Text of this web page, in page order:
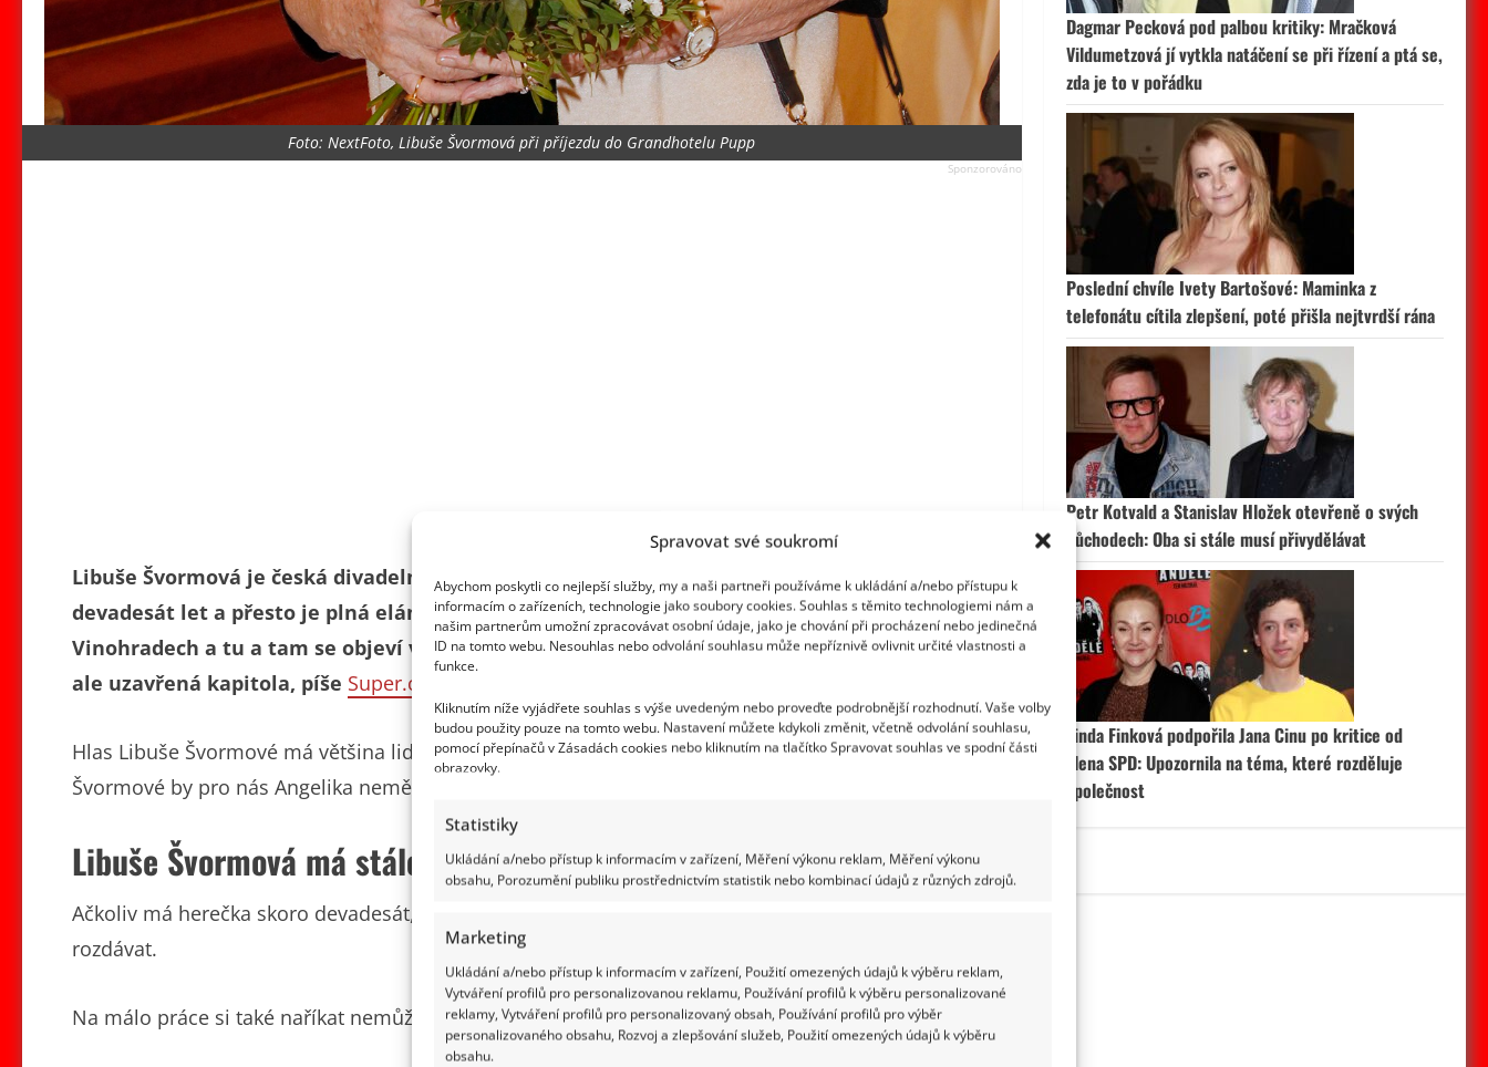
Spravovat své soukromí
Abychom poskytli co nejlepší služby, my a naši partneři používáme k ukládání a/nebo přístupu k
informacím o zařízeních, technologie jako soubory cookies. Souhlas s těmito technologiemi nám a
našim partnerům umožní zpracovávat osobní údaje, jako je chování při procházení nebo jedinečná
ID na tomto webu. Nesouhlas nebo odvolání souhlasu může nepříznivě ovlivnit určité vlastnosti a
funkce.
Kliknutím níže vyjádřete souhlas s výše uvedeným nebo proveďte podrobnější rozhodnutí. Vaše volby
budou použity pouze na tomto webu. Nastavení můžete kdykoli změnit, včetně odvolání souhlasu,
pomocí přepínačů v Zásadách cookies nebo kliknutím na tlačítko Spravovat souhlas ve spodní části
obrazovky.
Statistiky
Ukládání a/nebo přístup k informacím v zařízení, Měření výkonu reklam, Měření výkonu
obsahu, Porozumění publiku prostřednictvím statistik nebo kombinací údajů z různých zdrojů.
Marketing
Ukládání a/nebo přístup k informacím v zařízení, Použití omezených údajů k výběru reklam,
Vytváření profilů pro personalizovanou reklamu, Používání profilů k výběru personalizované
reklamy, Vytváření profilů pro personalizovaný obsah, Používání profilů pro výběr
personalizovaného obsahu, Rozvoj a zlepšování služeb, Použití omezených údajů k výběru
obsahu.
Foto: NextFoto, Libuše Švormová při příjezdu do Grandhotelu Pupp
Libuše Švormová je česká divadelní, filmová a dabingová herečka. Příští rok oslaví
devadesát let a přesto je plná elánu a životní energie. Stále hostuje v Divadle na
Vinohradech a tu a tam se objeví v menší roli některého populárního seriálu. Dabing je
ale uzavřená kapitola, píše Super.cz
Hlas Libuše Švormové má většina lidí neodmyslitelně spojený s krásnou Angelikou. Bez Libuše
Švormové by pro nás Angelika neměla to své kouzlo.
Libuše Švormová má stále chuť do práce, je tu ale jedno ale
Ačkoliv má herečka skoro devadesát, stále se těší plnému zdraví a energii by snad mohla
rozdávat.
Na málo práce si také naříkat nemůže.
Dagmar Pecková pod palbou kritiky: Mračková
Vildumetzová jí vytkla natáčení se při řízení a ptá se,
zda je to v pořádku
Poslední chvíle Ivety Bartošové: Maminka z
telefonátu cítila zlepšení, poté přišla nejtvrdší rána
Petr Kotvald a Stanislav Hložek otevřeně o svých
důchodech: Oba si stále musí přivydělávat
Linda Finková podpořila Jana Cinu po kritice od
člena SPD: Upozornila na téma, které rozděluje
společnost